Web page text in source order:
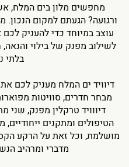
מחפשים מלון בים המלח,
ורגועה? הגעתם למקום הנכון.
עוצב במיוחד כדי להעניק
לשילוב מפנק של בילוי והנאה,
בלתי
דיוויד ים המלח מעניק לכם
מבחר חדרים, סוויטות
דיווויד טרקלין מפנק,
הטיפולים ומתקנים ייחודיים,
מושלמת, וכל זאת על הרקע
מדברי ומרהיב